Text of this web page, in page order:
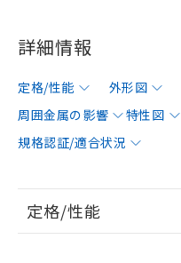
詳細情報
定格/性能 外形図
周囲金属の影響
特性図
規格認証/適合状況
定格/性能